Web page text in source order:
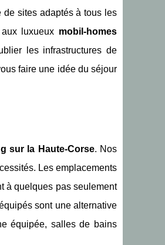
de sites adaptés à tous les
luxueux mobil-homes
les infrastructures de
faire une idée du séjour
sur la Haute-Corse. Nos
Les emplacements
à quelques pas seulement
sont une alternative
équipée, salles de bains